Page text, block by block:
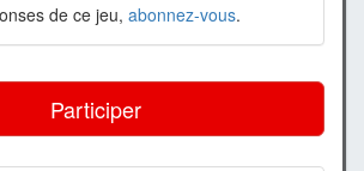
de ce jeu, abonnez-vous.
Participer